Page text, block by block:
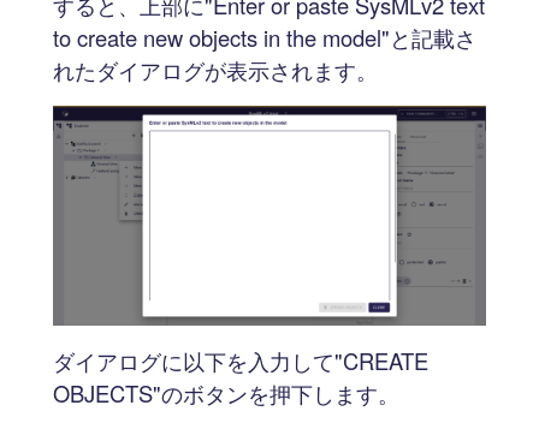
to create new objects in the model"と記載さ
れたダイアログが表示されます。
ダイアログに以下を入力して"CREATE
OBJECTS"のボタンを押下します。